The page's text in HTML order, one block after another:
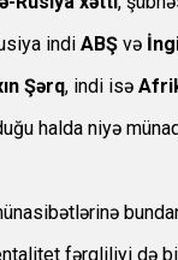
indi ABŞ və
Şərq, indi isə
halda niyə
fərqliliyi də